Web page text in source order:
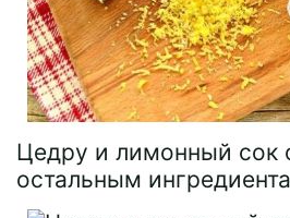
Цедру и лимонный сок
остальным